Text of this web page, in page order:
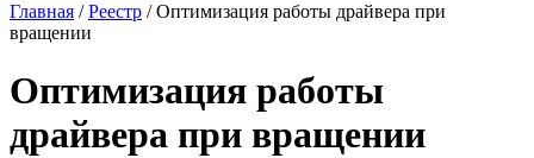
Главная /Реестр / Оптимизация работы драйвера при
вращении
Оптимизация работы
драйвера при вращении